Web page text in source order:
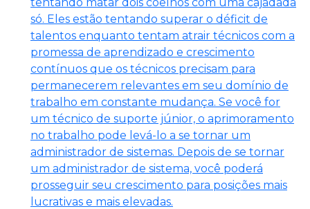
só. Eles estão tentando superar o déficit de
talentos enquanto tentam atrair técnicos com a
promessa de aprendizado e crescimento
contínuos que os técnicos precisam para
permanecerem relevantes em seu domínio de
trabalho em constante mudança. Se você for
um técnico de suporte júnior, o aprimoramento
no trabalho pode levá-lo a se tornar um
administrador de sistemas. Depois de se tornar
um administrador de sistema, você poderá
prosseguir seu crescimento para posições mais
lucrativas e mais elevadas.